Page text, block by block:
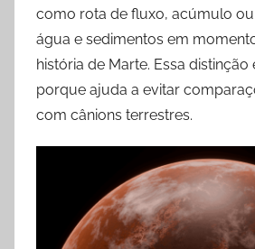
como rota de fluxo, acúmulo
água e sedimentos em
história de Marte. Essa
porque ajuda a evitar
com cânions terrestres.